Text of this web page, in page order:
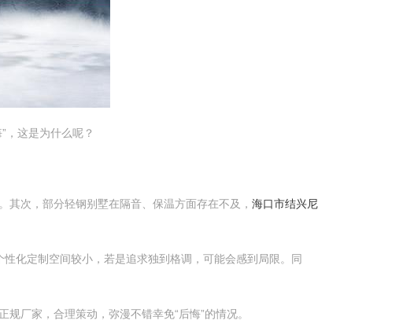
，这是为什么呢？
次，部分轻钢别墅在隔音、保温方面存在不及， 海口市结兴尼
性化定制空间较小，若是追求独到格调，可能会感到局限。同
厂家，合理策动，弥漫不错幸免“后悔”的情况。